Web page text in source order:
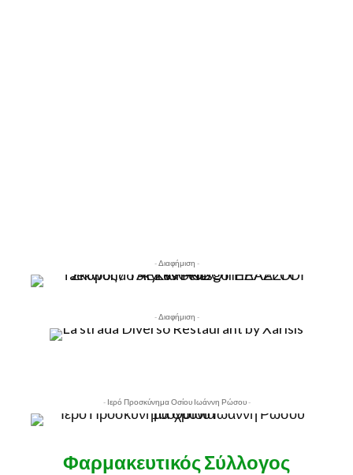
- Διαφήμιση -
- Διαφήμιση -
- Ιερό Προσκύνημα Οσίου Ιωάννη Ρώσου -
Φαρμακευτικός Σύλλογος